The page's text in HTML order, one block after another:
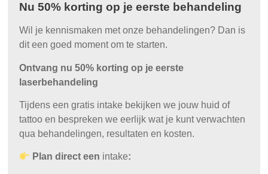
Nu 50% korting op je eerste behandeling
Wil je kennismaken met onze behandelingen? Dan is
dit een goed moment om te starten.
Ontvang nu 50% korting op je eerste
laserbehandeling
Tijdens een gratis intake bekijken we jouw huid of
tattoo en bespreken we eerlijk wat je kunt verwachten
qua behandelingen, resultaten en kosten.
Plan direct een intake: